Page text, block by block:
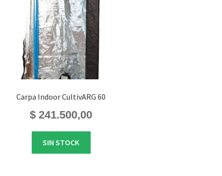
Carpa Indoor CultivARG 60
$ 241.500,00
SIN STOCK